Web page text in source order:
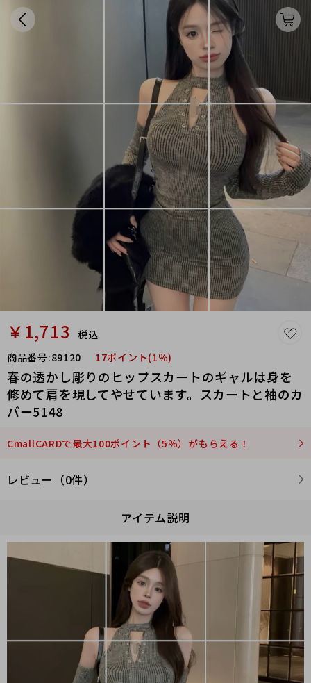
￥1,713
税込
商品番号:89120 17ポイント(1％)
春の透かし彫りのヒップスカートのギャルは身を
修めて肩を現してやせています。スカートと袖のカ
バー5148
CmallCARDで最大100ポイント（5％）がもらえる！
レビュー（0件）
アイテム説明